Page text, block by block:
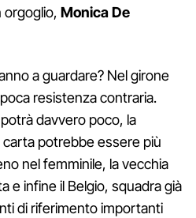
orgoglio, Monica De
a guardare? Nel girone
resistenza contraria.
potrà davvero poco, la
potrebbe essere più
nel femminile, la vecchia
e infine il Belgio, squadra già
di riferimento importanti